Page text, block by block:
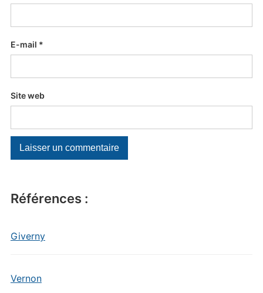
Références :
Giverny
Vernon
E-mail *
Site web